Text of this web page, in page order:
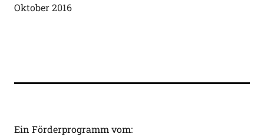
Oktober 2016
Ein Förderprogramm vom: